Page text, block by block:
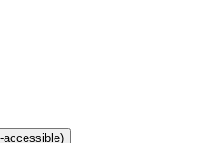
accessible)